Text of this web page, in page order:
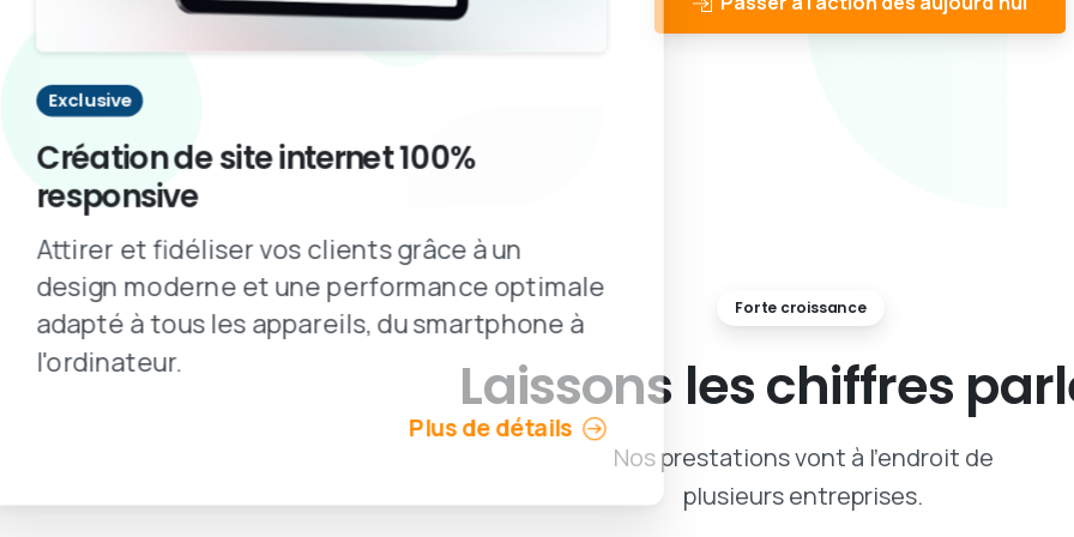
Exclusive
Création de site internet 100%
responsive
Attirer et fidéliser vos clients grâce à un
design moderne et une performance optimale
adapté à tous les appareils, du smartphone à
l'ordinateur.
Plus de détails
Forte croissance
Laissons leschiffres
Nos prestations vont à l'endroit de
plusieurs entreprises.